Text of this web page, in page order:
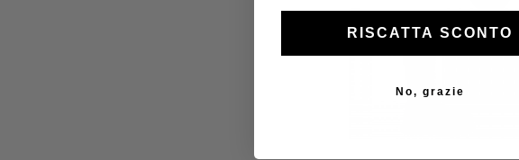
RISCATTA SCONTO
No, grazie